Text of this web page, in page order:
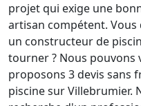
projet qui exige une
artisan compétent.
un constructeur de
tourner ? Nous pouvons
proposons 3 devis sans
piscine sur Villebrumier.